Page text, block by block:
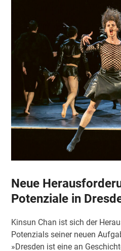
Neue
Potenziale in
Kinsun Chan ist sich der
Potenzials seiner neuen
»Dresden ist eine an